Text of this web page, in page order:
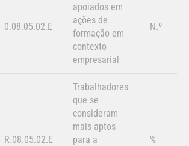
0.08.05.02.E
apoiados em
ações de
formação em
contexto
empresarial
N.º
R.08.05.02.E
Trabalhadores
que se
consideram
mais aptos
para a
%